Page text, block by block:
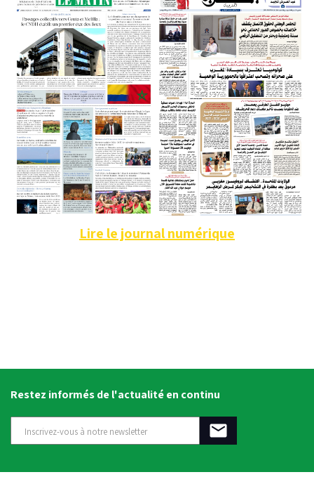
Lire le journal numérique
Restez informés de l'actualité en continu